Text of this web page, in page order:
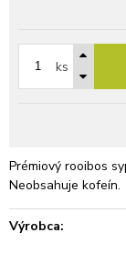
ks
Prémiový rooibos
Neobsahuje kofeín.
Výrobca: